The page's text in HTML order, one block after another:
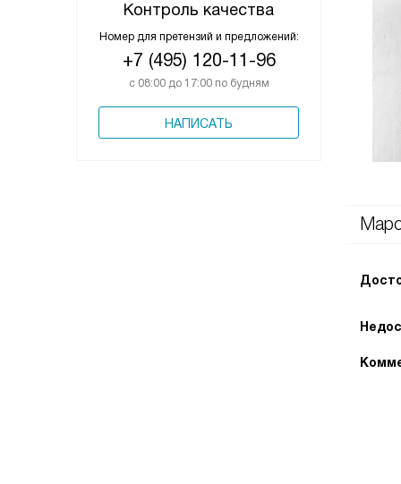
Контроль качества
Номер для претензий и предложений:
+7 (495) 120-11-96
с 08:00 до 17:00 по будням
НАПИСАТЬ